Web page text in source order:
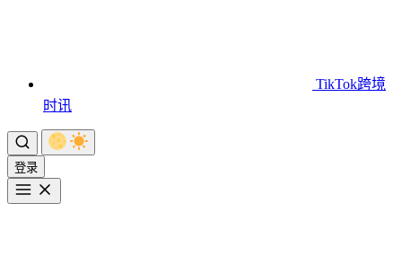
TikTok跨境
时讯
登录